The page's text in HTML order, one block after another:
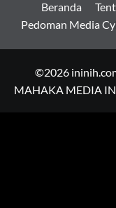
Beranda
Pedoman Media
©2026
MAHAKA MEDIA